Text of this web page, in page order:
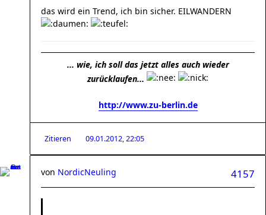
das wird ein Trend, ich bin sicher. EILWANDERN
... wie, ich soll das jetzt alles auch wieder
zurücklaufen...
http://www.zu-berlin.de
Zitieren 09.01.2012, 22:05
4157
von NordicNeuling